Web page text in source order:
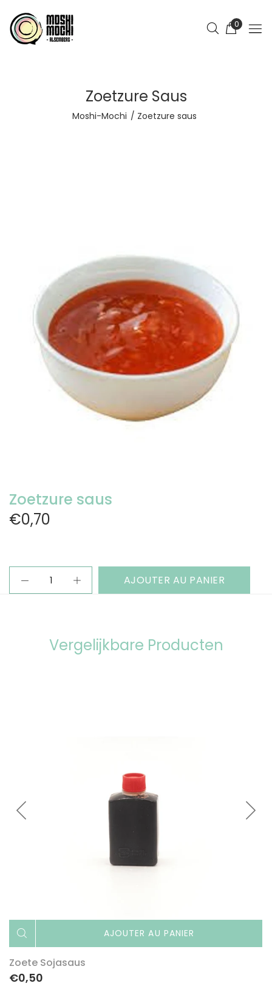
0
Zoetzure Saus
Moshi-Mochi Zoetzure saus
Zoetzure saus
€0,70
AJOUTER AU PANIER
Vergelijkbare Producten
AJOUTER AU PANIER
Zoete Sojasaus
€0,50